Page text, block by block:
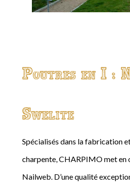
Poutres en I :
Swelite
Spécialisés dans la fabrication
charpente, CHARPIMO met en
Nailweb. D’une qualité